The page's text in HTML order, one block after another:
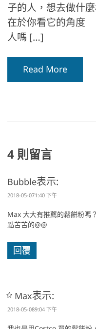
子的人，想去做什
在於你看它的角度
人嗎 […]
Read More
4 則留言
Bubble表示:
2018-05-071:40 下午
Max 大大有推薦的鬆餅粉嗎
點苦苦的@@
回覆
Max表示:
2018-05-089:04 下午